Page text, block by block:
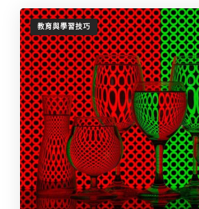
教育與學習技巧